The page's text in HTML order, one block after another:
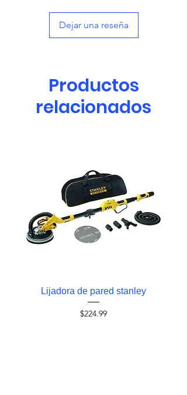
Dejar una reseña
Productos
relacionados
Lijadora de pared stanley
Precio
$224.99